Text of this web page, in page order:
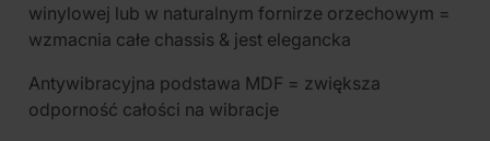
winylowej lub w naturalnym fornirze orzechowym =
wzmacnia całe chassis & jest elegancka
Antywibracyjna podstawa MDF = zwiększa
odporność całości na wibracje